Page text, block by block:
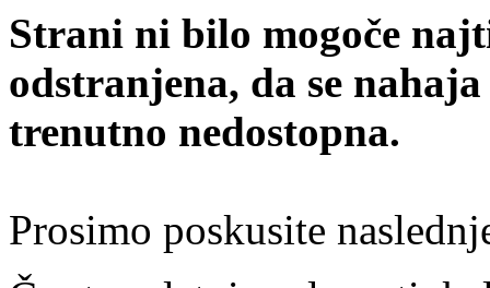
Strani ni bilo mogoče
odstranjena, da se
trenutno nedostopna.
Prosimo poskusite